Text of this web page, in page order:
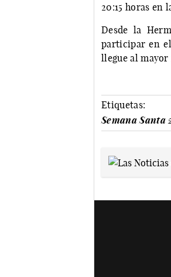
20:15 horas en
Desde la
participar en
llegue al
Etiquetas:
Semana Santa